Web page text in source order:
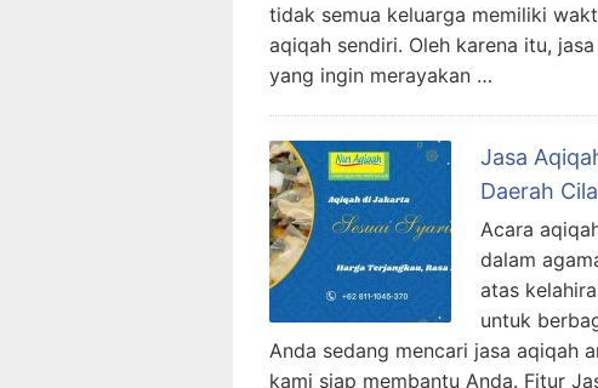
tidak semua keluarga memiliki
aqiqah sendiri. Oleh karena itu,
yang ingin merayakan …
Jasa
Daerah
Acara
dalam
atas
untuk
Anda sedang mencari jasa aqiqah
kami siap membantu Anda. Fitur